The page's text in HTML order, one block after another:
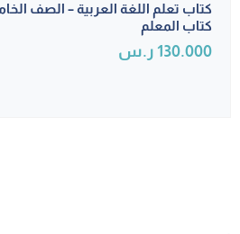
كتاب تعلم اللغة العربية – الصف
كتاب المعلم
130.000 ر.س